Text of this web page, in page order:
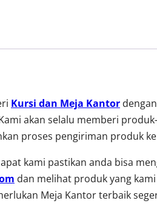
Kursi dan Meja Kantor
akan selalu memberi
proses pengiriman produk
kami pastikan anda bisa
dan melihat produk yang
Meja Kantor terbaik